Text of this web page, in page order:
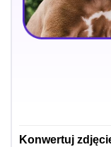
Konwertuj